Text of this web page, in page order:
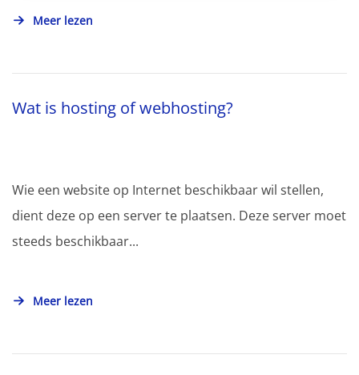
Meer lezen
Wat is hosting of webhosting?
Wie een website op Internet beschikbaar wil stellen,
dient deze op een server te plaatsen. Deze server moet
steeds beschikbaar...
Meer lezen